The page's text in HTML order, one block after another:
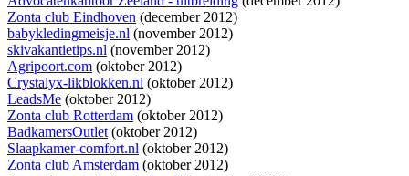
Zonta club Eindhoven (december 2012)
babykledingmeisje.nl (november 2012)
skivakantietips.nl (november 2012)
Agripoort.com (oktober 2012)
Crystalyx-likblokken.nl (oktober 2012)
LeadsMe (oktober 2012)
Zonta club Rotterdam (oktober 2012)
BadkamersOutlet(oktober 2012)
Slaapkamer-comfort.nl (oktober 2012)
Zonta club Amsterdam (oktober 2012)